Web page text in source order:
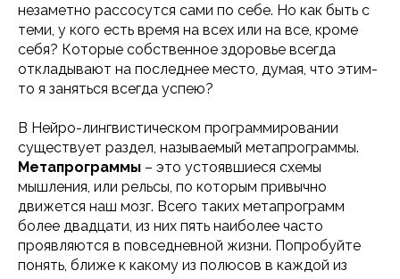
незаметно рассосутся сами по себе. Но как быть с
теми, у кого есть время на всех или на все, кроме
себя? Которые собственное здоровье всегда
откладывают на последнее место, думая, что этим-
то я заняться всегда успею?
В Нейро-лингвистическом программировании
существует раздел, называемый метапрограммы.
Метапрограммы – это устоявшиеся схемы
мышления, или рельсы, по которым привычно
движется наш мозг. Всего таких метапрограмм
более двадцати, из них пять наиболее часто
проявляются в повседневной жизни. Попробуйте
понять, ближе к какому из полюсов в каждой из